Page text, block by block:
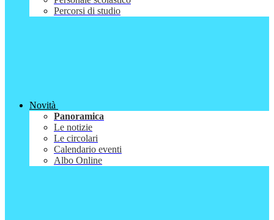
Percorsi di studio
Novità
Panoramica
Le notizie
Le circolari
Calendario eventi
Albo Online